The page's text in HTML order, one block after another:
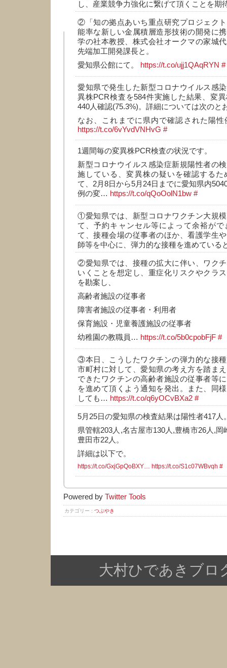
し、産業競争力強化に繋げて頂くことを期
②「知の拠点あいち重点研究プロジェク
能率な新しい金属積層造形技術の開発に
学の社本教授、株式会社オークマの家城
先端加工開発課長と。
愛知県公館にて。
https://t.co/ujj1QAqRYN #
愛知県で発生した新型コロナウイルス感
異株PCR検査を584件実施した結果、変
440人確認(75.3%)。詳細については次のと
なお、これまでに県内で確認された陽
https://t.co/6vYvdVNHvG #
1週間毎の変異株PCR検査の状況です。
新型コロナウイルス感染症新規陽性者の
施している、変異株の疑いを確認するた
て、2月8日から5月24日までに愛知県内
例の変… https://t.co/qQoOolN1bw #
①愛知県では、新型コロナワクチン大規
て、予約キャンセル等によって余裕が
て、接種会場の従事者のほか、看護学生
師等を中心に、弾力的な接種を進めている
②愛知県では、接種の拡大に伴い、ワク
いくことを想定し、重症化リスクやクラ
を勘案し、
高齢者施設の従事者
障害者施設の従事者・利用者
保育施設・児童養護施設の従事者
幼稚園の教職員… https://t.co/5b0cpobFjF #
③本日、こうしたワクチンの弾力的な接
市町村に対して、愛知県の考え方を踏ま
できたワクチンの高齢者施設の従事者等
を進めて頂くよう通知を発出。また、同
しても… https://t.co/q6yOCvBXa2 #
5月25日の愛知県の検査結果は陽性者417人
県管轄203人,名古屋市130人,豊橋市26人,岡
豊田市22人。
詳細は以下で。
https://t.co/GxjGpQoBXY… https://t.co/S1c07WBvqh #
Powered by Twitter Tools
カテゴリー : つぶやき
大村ひであきブロ